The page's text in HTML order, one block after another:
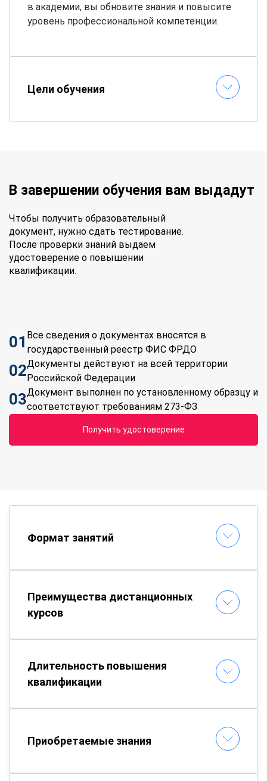
в академии, вы обновите знания и повысите
уровень профессиональной компетенции.
Цели обучения
В завершении обучения вам выдадут
Чтобы получить образовательный
документ, нужно сдать тестирование.
После проверки знаний выдаем
удостоверение о повышении
квалификации.
01 Все сведения о документах вносятся в
государственный реестр ФИС ФРДО
02Документы действуют на всей территории
Российской Федерации
03Документ выполнен по установленному образцу и
соответствуют требованиям 273-ФЗ
Получить удостоверение
Формат занятий
Преимущества дистанционных
курсов
Длительность повышения
квалификации
Приобретаемые знания